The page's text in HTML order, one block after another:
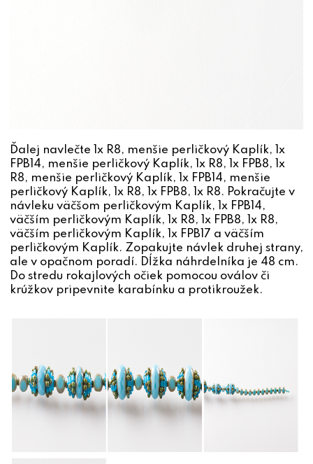
Ďalej navlečte 1x R8, menšie perličkový Kaplík, 1x
FPB14, menšie perličkový Kaplík, 1x R8, 1x FPB8, 1x
R8, menšie perličkový Kaplík, 1x FPB14, menšie
perličkový Kaplík, 1x R8, 1x FPB8, 1x R8. Pokračujte v
návleku väčšom perličkovým Kaplík, 1x FPB14,
väčším perličkovým Kaplík, 1x R8, 1x FPB8, 1x R8,
väčším perličkovým Kaplík, 1x FPB17 a väčším
perličkovým Kaplík. Zopakujte návlek druhej strany,
ale v opačnom poradí. Dĺžka náhrdelníka je 48 cm.
Do stredu rokajlových očiek pomocou oválov či
krúžkov pripevnite karabínku a protikroužek.